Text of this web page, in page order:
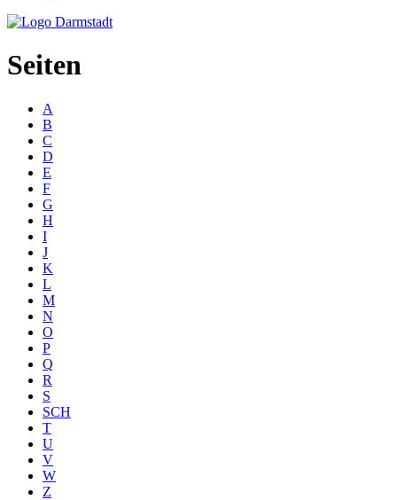
Seiten
A
B
C
D
E
F
G
H
I
J
K
L
M
N
O
P
Q
R
S
SCH
T
U
V
W
Z